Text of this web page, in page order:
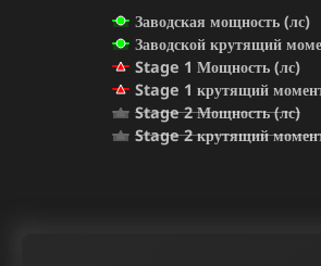
Заводская мощность (лс)
Заводской крутящий
Stage 1 Мощность (лс)
Stage 1 крутящий
Stage 2 Мощность (лс)
Stage 2 крутящий